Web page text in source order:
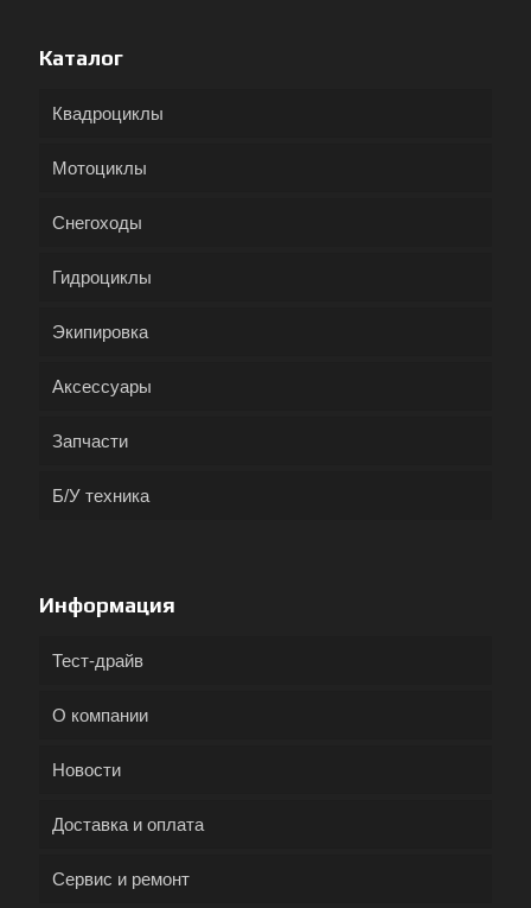
Каталог
Квадроциклы
Мотоциклы
Снегоходы
Гидроциклы
Экипировка
Аксессуары
Запчасти
Б/У техника
Информация
Тест-драйв
О компании
Новости
Доставка и оплата
Сервис и ремонт